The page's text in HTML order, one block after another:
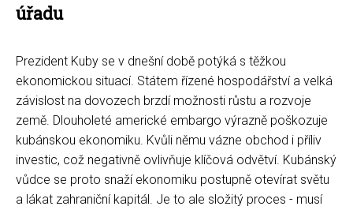
úřadu
Prezident Kuby se v dnešní době potýká s těžkou
ekonomickou situací. Státem řízené hospodářství a velká
závislost na dovozech brzdí možnosti růstu a rozvoje
země. Dlouholeté americké embargo výrazně poškozuje
kubánskou ekonomiku. Kvůli němu vázne obchod i příliv
investic, což negativně ovlivňuje klíčová odvětví. Kubánský
vůdce se proto snaží ekonomiku postupně otevírat světu
a lákat zahraniční kapitál. Je to ale složitý proces - musí